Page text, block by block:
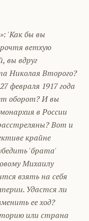
'Как бы вы
ветхую
вы вдруг
Николая Второго?
февраля 1917 года
оборот? И вы
в России
Вот и
крайне
'брата'
Михаилу
взять на себя
Удастся ли
ее ход?
или страна